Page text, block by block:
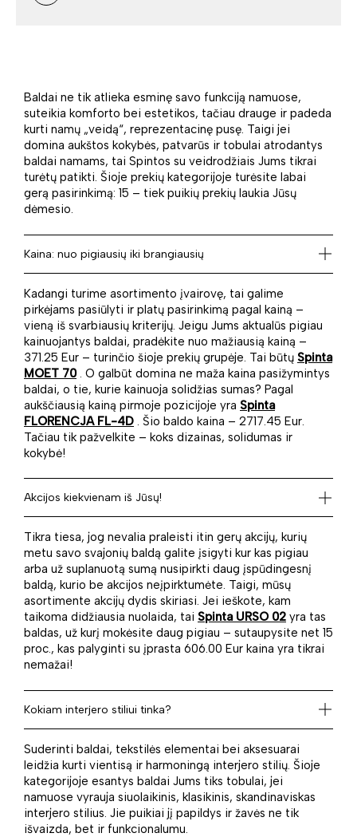
Baldai ne tik atlieka esminę savo funkciją namuose,
suteikia komforto bei estetikos, tačiau drauge ir padeda
kurti namų „veidą“, reprezentacinę pusę. Taigi jei
domina aukštos kokybės, patvarūs ir tobulai atrodantys
baldai namams, tai Spintos su veidrodžiais Jums tikrai
turėtų patikti. Šioje prekių kategorijoje turėsite labai
gerą pasirinkimą: 15 – tiek puikių prekių laukia Jūsų
dėmesio.
Kaina: nuo pigiausių iki brangiausių
Kadangi turime asortimento įvairovę, tai galime
pirkėjams pasiūlyti ir platų pasirinkimą pagal kainą –
vieną iš svarbiausių kriterijų. Jeigu Jums aktualūs pigiau
kainuojantys baldai, pradėkite nuo mažiausią kainą –
371.25 Eur – turinčio šioje prekių grupėje. Tai būtų Spinta
MOET 70. O galbūt domina ne maža kaina pasižymintys
baldai, o tie, kurie kainuoja solidžias sumas? Pagal
aukščiausią kainą pirmoje pozicijoje yra Spinta
FLORENCJA FL-4D . Šio baldo kaina – 2717.45 Eur.
Tačiau tik pažvelkite – koks dizainas, solidumas ir
kokybė!
Akcijos kiekvienam iš Jūsų!
Tikra tiesa, jog nevalia praleisti itin gerų akcijų, kurių
metu savo svajonių baldą galite įsigyti kur kas pigiau
arba už suplanuotą sumą nusipirkti daug įspūdingesnį
baldą, kurio be akcijos neįpirktumėte. Taigi, mūsų
asortimente akcijų dydis skiriasi. Jei ieškote, kam
taikoma didžiausia nuolaida, tai Spinta URSO 02 yra tas
baldas, už kurį mokėsite daug pigiau – sutaupysite net 15
proc., kas palyginti su įprasta 606.00 Eur kaina yra tikrai
nemažai!
Kokiam interjero stiliui tinka?
Suderinti baldai, tekstilės elementai bei aksesuarai
leidžia kurti vientisą ir harmoningą interjero stilių. Šioje
kategorijoje esantys baldai Jums tiks tobulai, jei
namuose vyrauja siuolaikinis, klasikinis, skandinaviskas
interjero stilius. Jie puikiai jį papildys ir žavės ne tik
išvaizda, bet ir funkcionalumu.